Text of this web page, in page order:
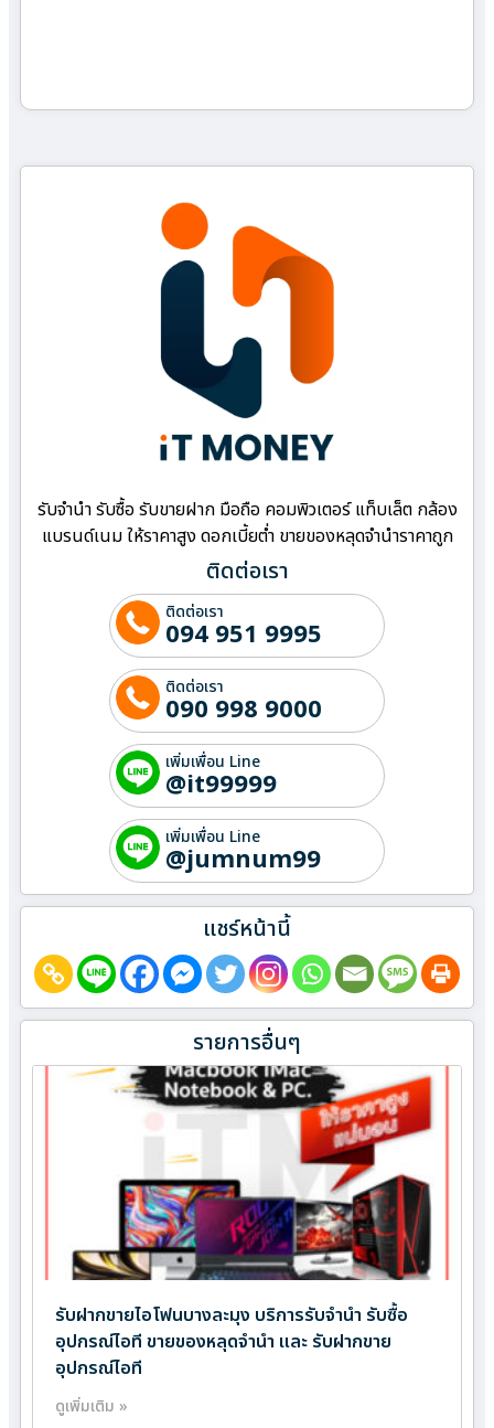
รับจำนำ รับซื้อ รับขายฝาก มือถือ คอมพิวเตอร์ แท็บเล็ต กล้อง
แบรนด์เนม ให้ราคาสูง ดอกเบี้ยต่ำ ขายของหลุดจำนำราคาถูก
ติดต่อเรา
ติดต่อเรา
094 951 9995
ติดต่อเรา
090 998 9000
เพิ่มเพื่อน Line
@it99999
เพิ่มเพื่อน Line
@jumnum99
แชร์หน้านี้
รายการอื่นๆ
รับฝากขายไอโฟนบางละมุง บริการรับจำนำ รับซื้อ
อุปกรณ์ไอที ขายของหลุดจำนำ และ รับฝากขาย
อุปกรณ์ไอที
ดูเพิ่มเติม »